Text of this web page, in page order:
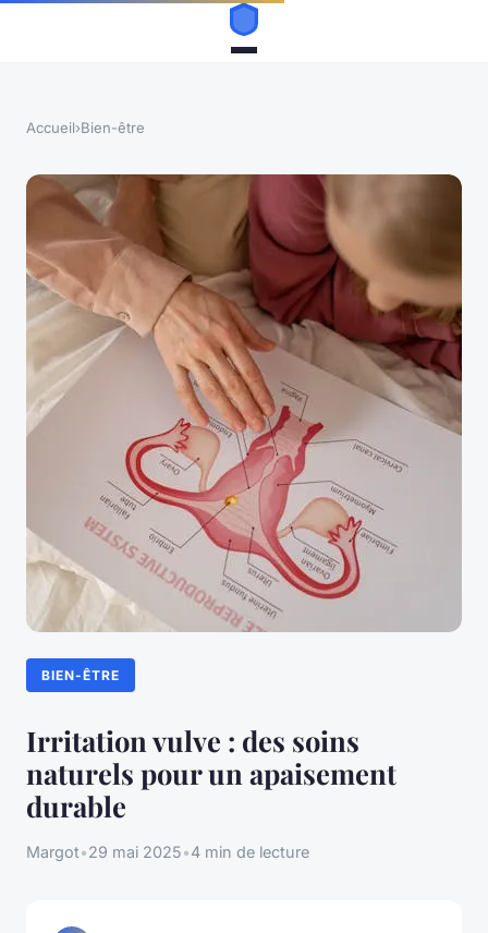
Accueil›Bien-être
BIEN-ÊTRE
Irritation vulve : des soins
naturels pour un apaisement
durable
Margot•29 mai 2025•4 min de lecture